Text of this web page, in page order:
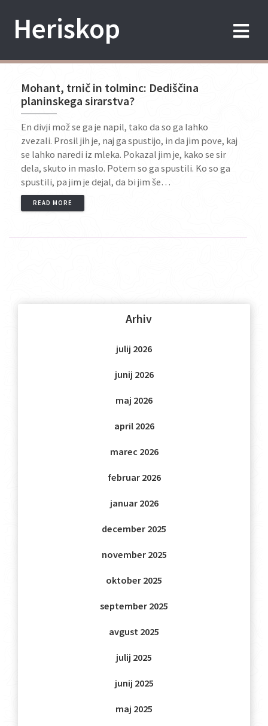
Heriskop
Mohant, trnič in tolminc: Dediščina
planinskega sirarstva?
En divji mož se ga je napil, tako da so ga lahko
zvezali. Prosil jih je, naj ga spustijo, in da jim pove, kaj
se lahko naredi iz mleka. Pokazal jim je, kako se sir
dela, skuto in maslo. Potem so ga spustili. Ko so ga
spustili, pa jim je dejal, da bi jim še…
READ MORE
Arhiv
julij 2026
junij 2026
maj 2026
april 2026
marec 2026
februar 2026
januar 2026
december 2025
november 2025
oktober 2025
september 2025
avgust 2025
julij 2025
junij 2025
maj 2025